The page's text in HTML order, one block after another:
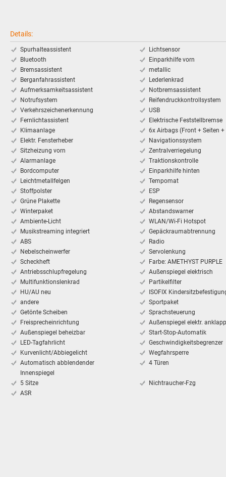
Details:
Spurhalteassistent
Lichtsensor
Bluetooth
Einparkhilfe vorn
Bremsassistent
metallic
Berganfahrassistent
Lederlenkrad
Aufmerksamkeitsassistent
Notbremsassistent
Notrufsystem
Reifendruckkontrollsystem
Verkehrszeichenerkennung
USB
Fernlichtassistent
Elektrische Feststellbremse
Klimaanlage
6x Airbags (Front + Seiten
Elektr. Fensterheber
Navigationssystem
Sitzheizung vorn
Zentralverriegelung
Alarmanlage
Traktionskontrolle
Bordcomputer
Einparkhilfe hinten
Leichtmetallfelgen
Tempomat
Stoffpolster
ESP
Grüne Plakette
Regensensor
Winterpaket
Abstandswarner
Ambiente-Licht
WLAN/Wi-Fi Hotspot
Musikstreaming integriert
Gepäckraumabtrennung
ABS
Radio
Nebelscheinwerfer
Servolenkung
Scheckheft
Farbe: AMETHYST PURPLE
Antriebsschlupfregelung
Außenspiegel elektrisch
Multifunktionslenkrad
Partikelfilter
HU/AU neu
ISOFIX
andere
Sportpaket
Getönte Scheiben
Sprachsteuerung
Freisprecheinrichtung
Außenspiegel elektr.
Außenspiegel beheizbar
Start-Stop-Automatik
LED-Tagfahrlicht
Geschwindigkeitsbegrenzer
Kurvenlicht/Abbiegelicht
Wegfahrsperre
Automatisch abblendender
Innenspiegel
4 Türen
5 Sitze
Nichtraucher-Fzg
ASR